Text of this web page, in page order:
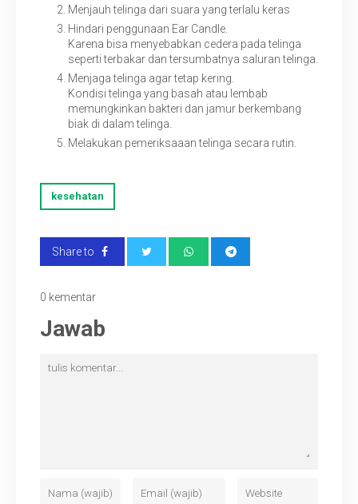
Menjauh telinga dari suara yang terlalu keras
Hindari penggunaan Ear Candle.
Karena bisa menyebabkan cedera pada telinga
seperti terbakar dan tersumbatnya saluran telinga.
Menjaga telinga agar tetap kering.
Kondisi telinga yang basah atau lembab
memungkinkan bakteri dan jamur berkembang
biak di dalam telinga.
Melakukan pemeriksaaan telinga secara rutin.
kesehatan
Share to
0 kementar
Jawab